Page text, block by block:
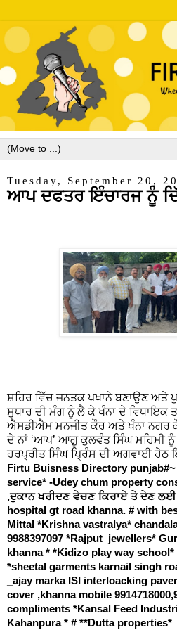
Tuesday, September 20,
ਆਪ ਦਫਤਰ ਇੰਚਾਰਜ ਨੂੰ
ਸ਼ਹਿਰ ਵਿੱਚ ਜਨਤਕ ਪਖਾਨੇ ਬਣਾਉਣ ਅਤੇ
ਸੁਧਾਰ ਦੀ ਮੰਗ ਨੂੰ ਲੈ ਕੇ ਖੰਨਾ ਦੇ ਵਿਧਾਇਕ
ਐਸਡੀਐਮ ਮਨਜੀਤ ਕੌਰ ਅਤੇ ਖੰਨਾ ਨਗਰ
ਦੇ ਨਾਂ ‘ਆਪ’ ਆਗੂ ਕੁਲਵੰਤ ਸਿੰਘ ਮਹਿਮੀ
ਹਰਪ੍ਰੀਤ ਸਿੰਘ ਪ੍ਰਿੰਸ ਦੀ ਅਗਵਾਈ ਹੇਠ
Firtu Buisness Directory
service* -Udey chum property
,ਦੁਕਾਨ ਖਰੀਦਣ ਵੇਚਣ ਕਿਰਾਏ ਤੇ ਦੇਣ ਲਈ
hospital gt road khanna. # with
Mittal *Krishna vastralya*
9988397097 *Rajput jewellers*
khanna * *Kidizo play way
*sheetal garments karnail singh
_ajay marka ISI interloacking
cover ,khanna mobile
compliments *Kansal Feed
Kahanpura * # **Dutta